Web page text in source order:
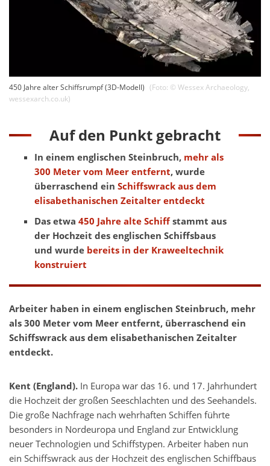
450 Jahre alter Schiffsrumpf (3D-Modell) (Foto: © Wessex Archaeology,
wessexarch.co.uk)
Auf den Punkt gebracht
In einem englischen Steinbruch, mehr als
300 Meter vom Meer entfernt, wurde
überraschend ein Schiffswrack aus dem
elisabethanischen Zeitalter entdeckt
Das etwa 450 Jahre alte Schiffstammt aus
der Hochzeit des englischen Schiffsbaus
und wurde bereits in der Kraweeltechnik
konstruiert
Arbeiter haben in einem englischen Steinbruch, mehr
als 300 Meter vom Meer entfernt, überraschend ein
Schiffswrack aus dem elisabethanischen Zeitalter
entdeckt.
Kent (England). In Europa war das 16. und 17. Jahrhundert
die Hochzeit der großen Seeschlachten und des Seehandels.
Die große Nachfrage nach wehrhaften Schiffen führte
besonders in Nordeuropa und England zur Entwicklung
neuer Technologien und Schiffstypen. Arbeiter haben nun
ein Schiffswrack aus der Hochzeit des englischen Schiffbaus